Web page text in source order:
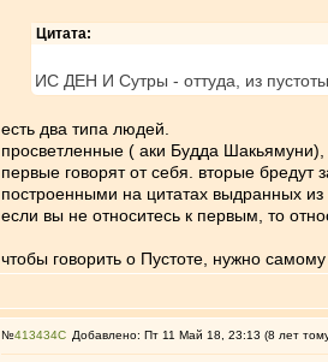
Цитата:
ИС ДЕН И Сутры - оттуда, из
есть два типа людей.
просветленные ( аки Будда
первые говорят от себя. вторые
построенными на цитатах выдранных из
если вы не относитесь к первым, то
чтобы говорить о Пустоте, нужно
№413434 Добавлено: Пт 11 Май 18, 23:13 (8 лет